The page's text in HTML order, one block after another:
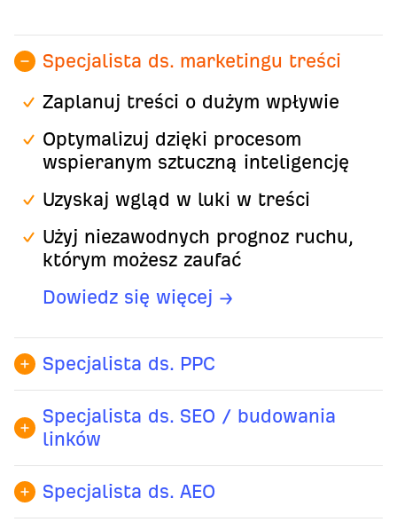
Specjalista ds. marketingu treści
Zaplanuj treści o dużym wpływie
Optymalizuj dzięki procesom
wspieranym sztuczną inteligencję
Uzyskaj wgląd w luki w treści
Użyj niezawodnych prognoz ruchu,
którym możesz zaufać
Dowiedz się więcej →
Specjalista ds. PPC
Porównuj wyniki reklam
Analizuj tekst reklam konkurencji
Odkryj możliwości związane z
wyszukiwaniem słów kluczowych o
Specjalista ds. SEO / budowania
linków
Zidentyfikuj luki w pozycjonowaniu
Znajdź najlepsze możliwości
Specjalista ds. AEO
Dowiedz się, które platformy AI